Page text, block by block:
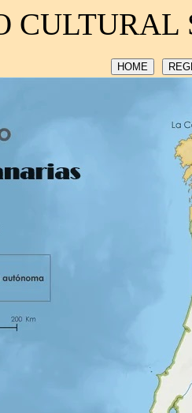
CULTURAL
HOME